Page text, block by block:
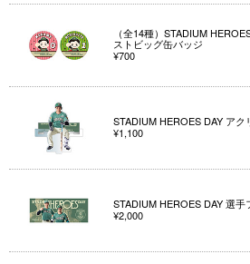
（全14種）STADIUM
ストビッグ缶バッジ
¥700
STADIUM HEROES DAY アク
¥1,100
STADIUM HEROES DAY 選
¥2,000